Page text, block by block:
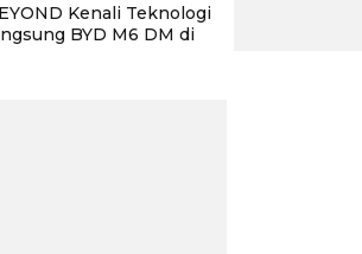
Kenali Teknologi
BYD M6 DM di